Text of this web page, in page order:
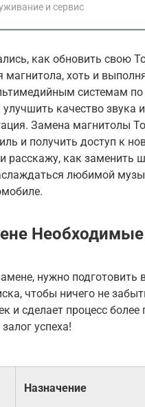
и сервис
как обновить свою
хоть и
системам по
улучшить качество
Замена магнитолы
и получить доступ к
расскажу, как заменить
любимой
нужно подготовить
чтобы ничего не
и сделает процесс
успеха!
Назначение